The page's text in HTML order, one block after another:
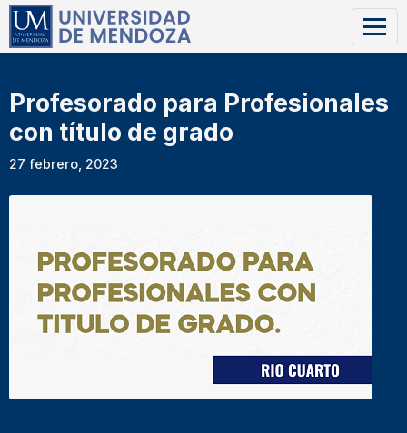
Profesorado para Profesionales
con título de grado
27 febrero, 2023